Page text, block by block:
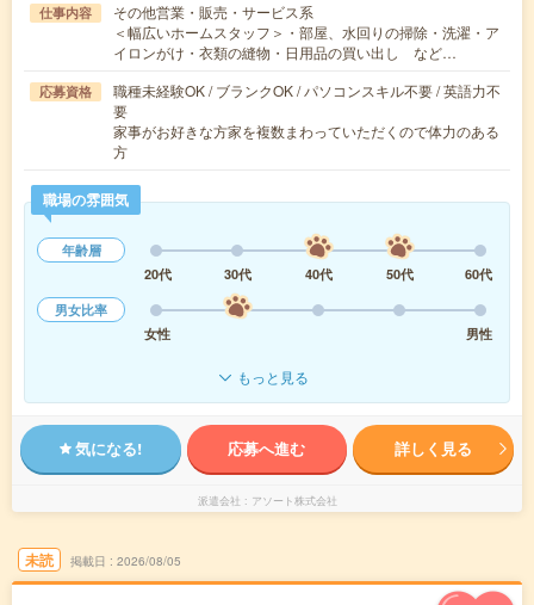
仕事内容
その他営業・販売・サービス系
＜幅広いホームスタッフ＞・部屋、水回りの掃除・洗濯・ア
イロンがけ・衣類の縫物・日用品の買い出し など…
応募資格
職種未経験OK / ブランクOK / パソコンスキル不要 / 英語力不
要
家事がお好きな方家を複数まわっていただくので体力のある
方
職場の雰囲気
年齢層
20代
30代 40代 50代
60代
男女比率
女性
男性
もっと見る
気になる! 応募へ進む 詳しく見る
派遣会社 アソート株式会社
未読 掲載日 2026/08/05